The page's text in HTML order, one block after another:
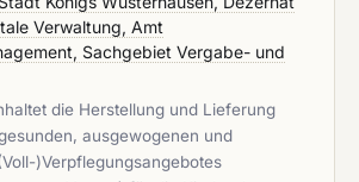
Verwaltung, Amt
Sachgebiet Vergabe- und
die Herstellung und Lieferung
ausgewogenen und
)Verpflegungsangebotes